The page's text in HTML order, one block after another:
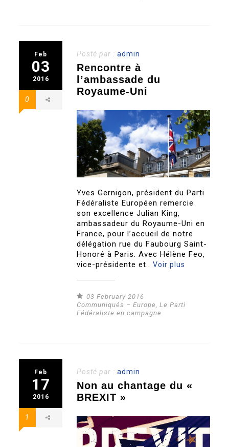
Feb
03
2016
0
Posté par :admin
Rencontre à
l’ambassade du
Royaume-Uni
Yves Gernigon, président du Parti
Fédéraliste Européen remercie
son excellence Julian King,
ambassadeur du Royaume-Uni en
France, pour l’accueil de notre
délégation rue du Faubourg Saint-
Honoré à Paris. Avec Hélène Feo,
vice-présidente et..Voir plus
03 February 2016
Communiqués – Europe ,Le Parti
Fédéraliste en campagne
Feb
17
2016
1
Posté par :admin
Non au chantage du «
BREXIT »